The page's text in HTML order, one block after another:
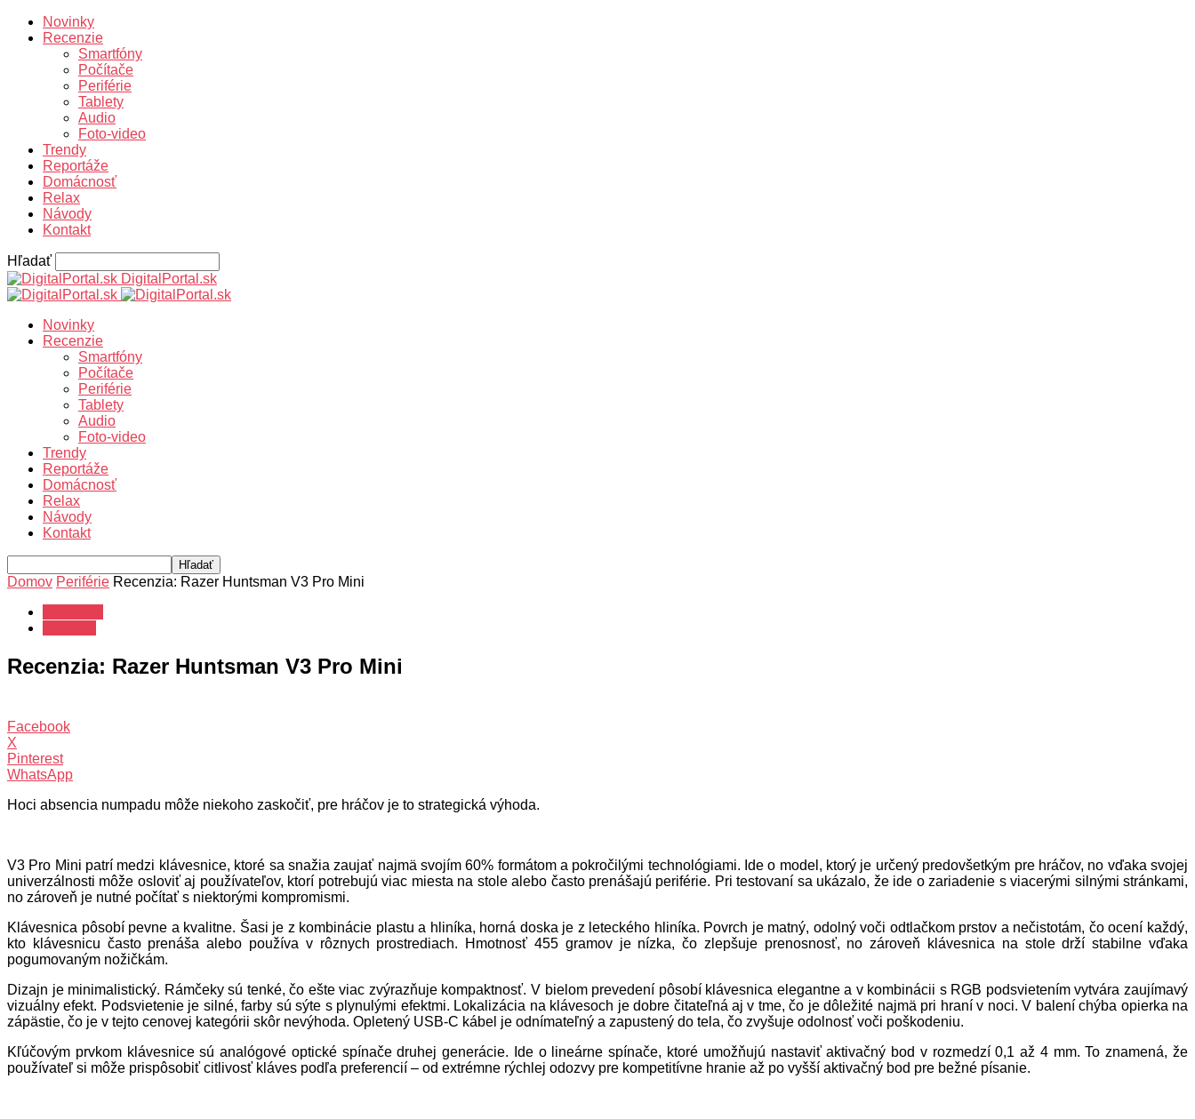
Novinky
Recenzie
Smartfóny
Počítače
Periférie
Tablety
Audio
Foto-video
Trendy
Reportáže
Domácnosť
Relax
Návody
Kontakt
Hľadať
DigitalPortal.sk
Novinky
Recenzie
Smartfóny
Počítače
Periférie
Tablety
Audio
Foto-video
Trendy
Reportáže
Domácnosť
Relax
Návody
Kontakt
Domov Periférie Recenzia: Razer Huntsman V3 Pro Mini
Recenzia: Razer Huntsman V3 Pro Mini
Facebook
X
Pinterest
WhatsApp
Hoci absencia numpadu môže niekoho zaskočiť, pre hráčov je to strategická výhoda.
V3 Pro Mini patrí medzi klávesnice, ktoré sa snažia zaujať najmä svojím 60% formátom a pokročilými technológiami. Ide o model, ktorý je určený predovšetkým pre hráčov, no vďaka svojej
univerzálnosti môže osloviť aj používateľov, ktorí potrebujú viac miesta na stole alebo často prenášajú periférie. Pri testovaní sa ukázalo, že ide o zariadenie s viacerými silnými stránkami,
no zároveň je nutné počítať s niektorými kompromismi.
Klávesnica pôsobí pevne a kvalitne. Šasi je z kombinácie plastu a hliníka, horná doska je z leteckého hliníka. Povrch je matný, odolný voči odtlačkom prstov a nečistotám, čo ocení každý,
kto klávesnicu často prenáša alebo používa v rôznych prostrediach. Hmotnosť 455 gramov je nízka, čo zlepšuje prenosnosť, no zároveň klávesnica na stole drží stabilne vďaka
pogumovaným nožičkám.
Dizajn je minimalistický. Rámčeky sú tenké, čo ešte viac zvýrazňuje kompaktnosť. V bielom prevedení pôsobí klávesnica elegantne a v kombinácii s RGB podsvietením vytvára zaujímavý
vizuálny efekt. Podsvietenie je silné, farby sú sýte s plynulými efektmi. Lokalizácia na klávesoch je dobre čitateľná aj v tme, čo je dôležité najmä pri hraní v noci. V balení chýba opierka na
zápästie, čo je v tejto cenovej kategórii skôr nevýhoda. Opletený USB-C kábel je odnímateľný a zapustený do tela, čo zvyšuje odolnosť voči poškodeniu.
Kľúčovým prvkom klávesnice sú analógové optické spínače druhej generácie. Ide o lineárne spínače, ktoré umožňujú nastaviť aktivačný bod v rozmedzí 0,1 až 4 mm. To znamená, že
používateľ si môže prispôsobiť citlivosť kláves podľa preferencií – od extrémne rýchlej odozvy pre kompetitívne hranie až po vyšší aktivačný bod pre bežné písanie.